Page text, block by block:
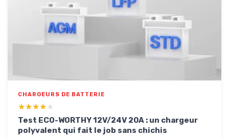
CHARGEURS DE BATTERIE
★★★★★
★★★★★
Test ECO-WORTHY 12V/24V 20A : un chargeur
polyvalent qui fait le job sans chichis